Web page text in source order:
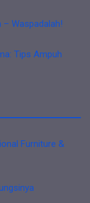
– Waspadalah!
Tips Ampuh
Furniture &